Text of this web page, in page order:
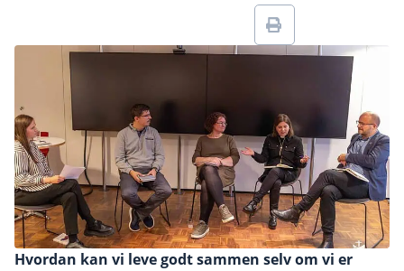
Hvordan kan vi leve godt sammen selv om vi er